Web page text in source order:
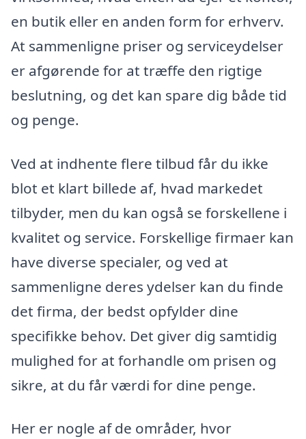
en butik eller en anden form for erhverv.
At sammenligne priser og serviceydelser
er afgørende for at træffe den rigtige
beslutning, og det kan spare dig både tid
og penge.
Ved at indhente flere tilbud får du ikke
blot et klart billede af, hvad markedet
tilbyder, men du kan også se forskellene i
kvalitet og service. Forskellige firmaer kan
have diverse specialer, og ved at
sammenligne deres ydelser kan du finde
det firma, der bedst opfylder dine
specifikke behov. Det giver dig samtidig
mulighed for at forhandle om prisen og
sikre, at du får værdi for dine penge.
Her er nogle af de områder, hvor